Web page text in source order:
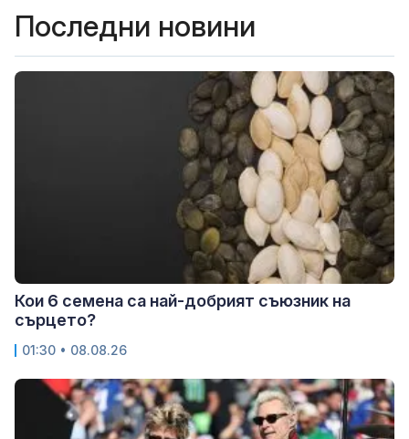
Последни новини
Кои 6 семена са най-добрият съюзник на
сърцето?
01:30 • 08.08.26